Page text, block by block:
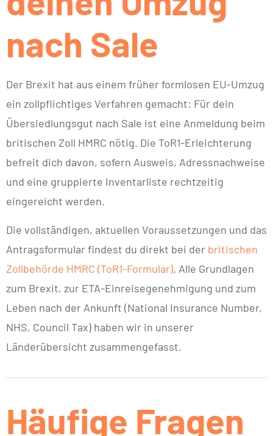
nach Sale
Der Brexit hat aus einem früher formlosen EU-Umzug
ein zollpflichtiges Verfahren gemacht: Für dein
Übersiedlungsgut nach Sale ist eine Anmeldung beim
britischen Zoll HMRC nötig. Die ToR1-Erleichterung
befreit dich davon, sofern Ausweis, Adressnachweise
und eine gruppierte Inventarliste rechtzeitig
eingereicht werden.
Die vollständigen, aktuellen Voraussetzungen und das
Antragsformular findest du direkt bei der britischen
Zollbehörde HMRC (ToR1-Formular). Alle Grundlagen
zum Brexit, zur ETA-Einreisegenehmigung und zum
Leben nach der Ankunft (National Insurance Number,
NHS, Council Tax) haben wir in unserer
Länderübersicht zusammengefasst.
Häufige Fragen